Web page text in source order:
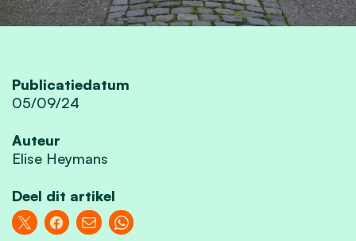
Publicatiedatum
05/09/24
Auteur
Elise Heymans
Deel dit artikel